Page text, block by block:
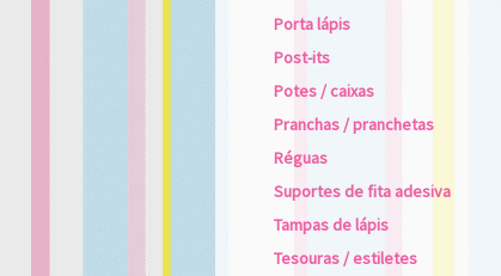
Porta lápis
Post-its
Potes / caixas
Pranchas / pranchetas
Réguas
Suportes de fita adesiva
Tampas de lápis
Tesouras / estiletes